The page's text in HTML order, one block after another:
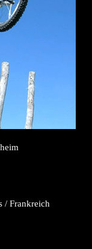
/ Frankreich